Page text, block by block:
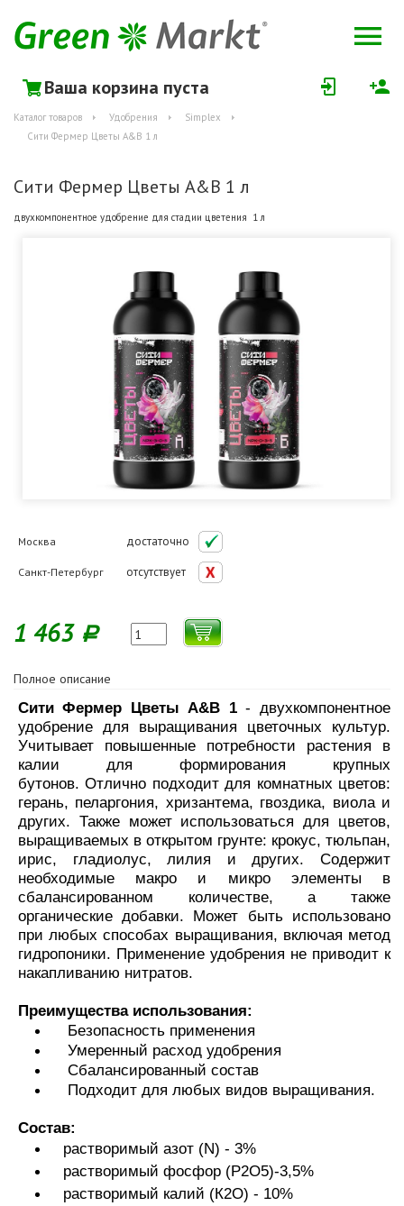
Ваша корзина пуста
Каталог товаров Удобрения
Simplex
Сити Фермер Цветы A&B 1 л
Сити Фермер Цветы A&B 1 л
двухкомпонентное удобрение для стадии цветения 1 л
Москва достаточно
Санкт-Петербург отсутствует
1 463 Р
Полное описание
Сити Фермер Цветы A&B 1 - двухкомпонентное
удобрение для выращивания цветочных культур.
Учитывает повышенные потребности растения в
калии для формирования крупных
бутонов. Отлично подходит для комнатных цветов:
герань, пеларгония, хризантема, гвоздика, виола и
других. Также может использоваться для цветов,
выращиваемых в открытом грунте: крокус, тюльпан,
ирис, гладиолус, лилия и других. Содержит
необходимые макро и микро элементы в
сбалансированном количестве, а также
органические добавки. Может быть использовано
при любых способах выращивания, включая метод
гидропоники. Применение удобрения не приводит к
накапливанию нитратов.
Преимущества использования:
Безопасность применения
Умеренный расход удобрения
Сбалансированный состав
Подходит для любых видов выращивания.
Состав:
растворимый азот (N) - 3%
растворимый фосфор (P2O5)-3,5%
растворимый калий (К2О) - 10%